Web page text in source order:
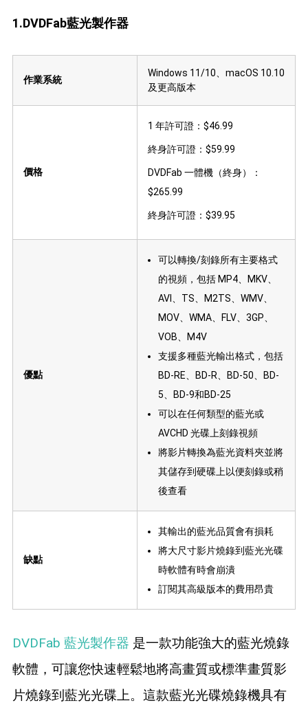
1.DVDFab藍光製作器
作業系統
Windows 11/10、macOS 10.10
及更高版本
價格
1 年許可證：$46.99
終身許可證：$59.99
DVDFab 一體機（終身）：
$265.99
終身許可證：$39.95
優點
可以轉換/刻錄所有主要格式
的視頻，包括 MP4、MKV、
AVI、TS、M2TS、WMV、
MOV、WMA、FLV、3GP、
VOB、M4V
支援多種藍光輸出格式，包括
BD-RE、BD-R、BD-50、BD-
5、BD-9和BD-25
可以在任何類型的藍光或
AVCHD 光碟上刻錄視頻
將影片轉換為藍光資料夾並將
其儲存到硬碟上以便刻錄或稍
後查看
缺點
其輸出的藍光品質會有損耗
將大尺寸影片燒錄到藍光光碟
時軟體有時會崩潰
訂閱其高級版本的費用昂貴
DVDFab 藍光製作器 是一款功能強大的藍光燒錄
軟體，可讓您快速輕鬆地將高畫質或標準畫質影
片燒錄到藍光光碟上。這款藍光光碟燒錄機具有